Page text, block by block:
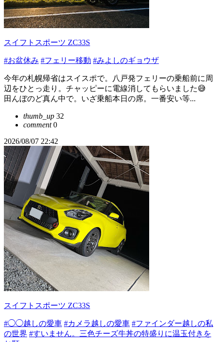
スイフトスポーツ ZC33S
#お盆休み #フェリー移動 #みよしのギョウザ
今年の札幌帰省はスイスポで。八戸発フェリーの乗船前に周
辺をひとっ走り。チャッピーに電線消してもらいました😅
田んぼのど真ん中で。いざ乗船本日の席。一番安い等...
thumb_up 32
comment0
2026/08/07 22:42
スイフトスポーツ ZC33S
#◯◯越しの愛車 #カメラ越しの愛車 #ファインダー越しの私
の世界 #すいません。三色チーズ牛丼の特盛りに温玉付きを